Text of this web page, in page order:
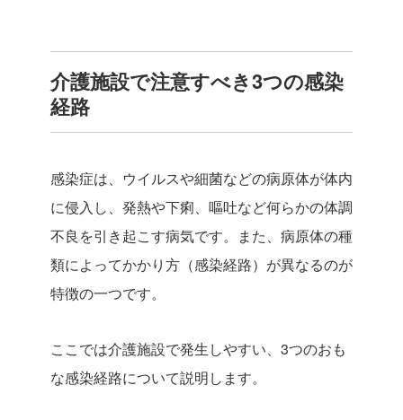
介護施設で注意すべき3つの感染
経路
感染症は、ウイルスや細菌などの病原体が体内
に侵入し、発熱や下痢、嘔吐など何らかの体調
不良を引き起こす病気です。また、病原体の種
類によってかかり方（感染経路）が異なるのが
特徴の一つです。
ここでは介護施設で発生しやすい、3つのおも
な感染経路について説明します。